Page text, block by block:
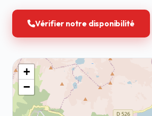
Vérifier notre disponibilité
+
−